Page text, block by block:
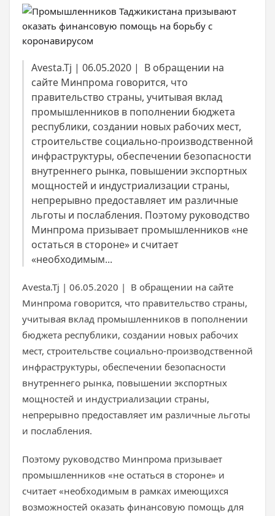
Avesta.Tj | 06.05.2020 | В обращении на
сайте Минпрома говорится, что
правительство страны, учитывая вклад
промышленников в пополнении бюджета
республики, создании новых рабочих мест,
строительстве социально-производственной
инфраструктуры, обеспечении безопасности
внутреннего рынка, повышении экспортных
мощностей и индустриализации страны,
непрерывно предоставляет им различные
льготы и послабления. Поэтому руководство
Минпрома призывает промышленников «не
остаться в стороне» и считает
«необходимым...
Avesta.Tj | 06.05.2020 | В обращении на сайте
Минпрома говорится, что правительство страны,
учитывая вклад промышленников в пополнении
бюджета республики, создании новых рабочих
мест, строительстве социально-производственной
инфраструктуры, обеспечении безопасности
внутреннего рынка, повышении экспортных
мощностей и индустриализации страны,
непрерывно предоставляет им различные льготы
и послабления.
Поэтому руководство Минпрома призывает
промышленников «не остаться в стороне» и
считает «необходимым в рамках имеющихся
возможностей оказать финансовую помощь для